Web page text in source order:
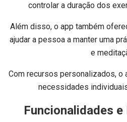
controlar a duração dos
Além disso, o app também
ajudar a pessoa a manter uma
e
Com recursos personalizados, o
necessidades
Funcionalidades